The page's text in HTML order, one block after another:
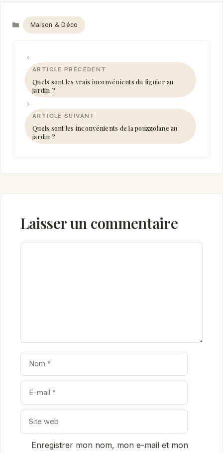
Catégories
Maison & Déco
Quels sont les vrais inconvénients du figuier au
jardin ?
Quels sont les inconvénients de la pouzzolane au
jardin ?
Laisser un commentaire
Enregistrer mon nom, mon e-mail et mon